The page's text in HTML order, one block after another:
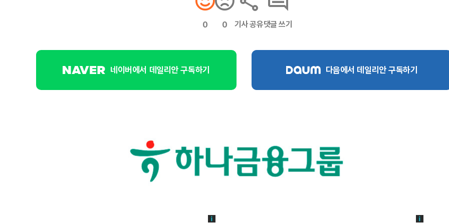
0 0 기사 공유댓글 쓰기
네이버에서 데일리안 구독하기 다음에서 데일리안 구독하기